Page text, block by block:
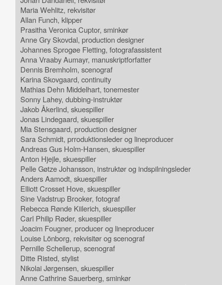
Maria Wehlitz, rekvisitør
Allan Funch, klipper
Prasitha Veronica Cuptor, sminkør
Anne Gry Skovdal, production designer
Johannes Sprogøe Fletting, fotografassistent
Anna Vraaby Aumayr, manuskriptforfatter
Dennis Bremholm, scenograf
Karina Skovgaard, continuity
Mathias Dehn Middelhart, tonemester
Sonny Lahey, dubbing-instruktør
Jakob Åkerlind, skuespiller
Jonas Lindegaard, skuespiller
Mia Stensgaard, production designer
Sara Schmidt, prroduktionsleder og lineproducer
Andreas Gus Holm-Hansen, skuespiller
Anton Hjejle, skuespiller
Pelle Gøtze Johansson, instruktør og indspilningsleder
Anders Aamodt, skuespiller
Elliott Crosset Hove, skuespiller
Sine Vadstrup Brooker, fotograf
Rebecca Rønde Kiilerich, skuespiller
Carl Philip Røder, skuespiller
Joacim Fougner, producer og lineproducer
Louise Lönborg, rekvisitør og scenograf
Pernille Schellerup, scenograf
Ditte Risted, stylist
Nikolai Jørgensen, skuespiller
Anne Cathrine Sauerberg, sminkør